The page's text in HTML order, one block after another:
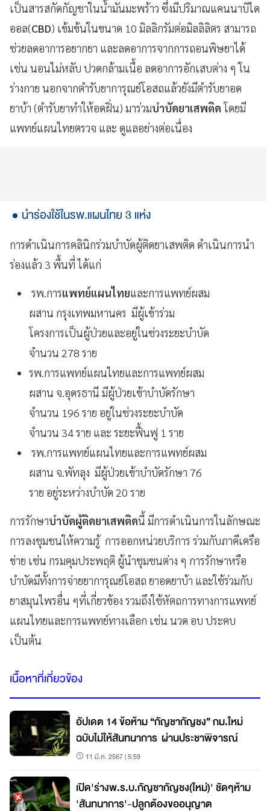
เป็นสารสกัดกัญชาในน้ำมันมะพร้าว ซึ่งมีปริมาณแคนนาบิได
ออล(CBD) เข้มข้นในขนาด 10 มิลลิกรัมต่อมิลลิลิตร สามารถ
ช่วยลดอาการอยากยา และลดอาการจากการถอนพิษยาได้
เช่น นอนไม่หลับ ปวดกล้ามเนื้อ ลดอาการอักเสบต่าง ๆ ใน
ร่างกาย นอกจากตำรับยาการุณย์โอสถแล้วยังมีตำรับยาอด
ยาบ้า (ตำรับยาทำให้อดฝิ่น) มาร่วมบำบัดยาเสพติดโดยมี
แพทย์แผนไทยตรวจ และ ดูแลอย่างต่อเนื่อง
นำร่องใช้ในรพ.แผนไทย 3 แห่ง
การดำเนินการคลินิกร่วมบำบัดผู้ติดยาเสพติด ดำเนินการนำ
ร่องแล้ว 3 พื้นที่ ได้แก่
รพ.การแพทย์แผนไทยและการแพทย์ผสม
ผสาน กรุงเทพมหานคร มีผู้เข้าร่วม
โครงการเป็นผู้ป่วยและอยู่ในช่วงระยะบำบัด
จำนวน 278 ราย
รพ.การแพทย์แผนไทยและการแพทย์ผสม
ผสาน จ.อุดรธานี มีผู้ป่วยเข้าบำบัดรักษา
จำนวน 196 ราย อยู่ในช่วงระยะบำบัด
จำนวน 34 ราย และ ระยะฟื้นฟู 1 ราย
รพ.การแพทย์แผนไทยและการแพทย์ผสม
ผสาน จ.พัทลุง มีผู้ป่วยเข้าบำบัดรักษา 76
ราย อยู่ระหว่างบำบัด 20 ราย
การรักษาบำบัดผู้ติดยาเสพติดนี้ มีการดำเนินการในลักษณะ
การลงชุมชนให้ความรู้ การออกหน่วยบริการ ร่วมกับภาคีเครือ
ข่าย เช่น กรมคุมประพฤติ ผู้นำชุมชนต่าง ๆ การรักษาหรือ
บำบัดมีทั้งการจ่ายยาการุณย์โอสถ ยาอดยาบ้า และใช้ร่วมกับ
ยาสมุนไพรอื่น ๆที่เกี่ยวข้อง รวมถึงใช้หัตถการทางการแพทย์
แผนไทยและการแพทย์ทางเลือก เช่น นวด อบ ประคบ
เป็นต้น
เนื้อหาที่เกี่ยวข้อง
อัปเดต 14 ข้อห้าม “กัญชากัญชง” กม.ใหม่
ฉบับไม่ให้สันทนาการ ผ่านประชาพิจารณ์
11 มี.ค. 2567 | 5:59
เปิด'ร่างพ.ร.บ.กัญชากัญชง(ใหม่)' ชัดๆห้าม
'สันทนาการ'-ปลูกต้องขออนุญาต